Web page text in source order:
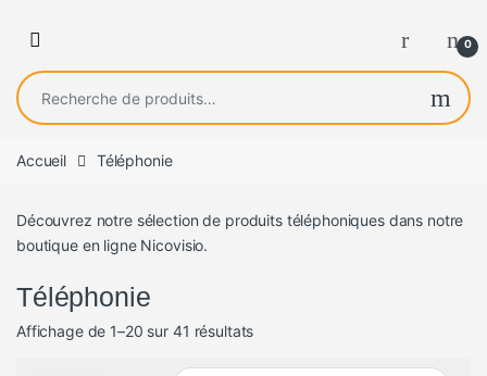
0
Recherche pour :
Accueil Téléphonie
Découvrez notre sélection de produits téléphoniques dans notre
boutique en ligne Nicovisio.
Téléphonie
Affichage de 1–20 sur 41 résultatsTrié du plus récent au plus ancien